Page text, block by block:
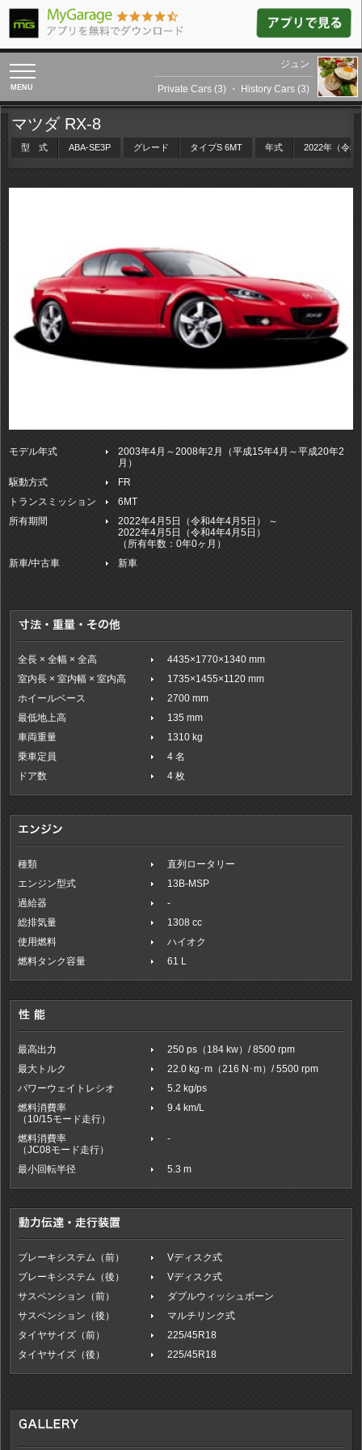
toggle
navigation
ジュン
Private Cars (3) ・ History Cars (3)
マツダ RX-8
型 式 ABA-SE3P グレード タイプS 6MT 年式 2022年（令和
モデル年式
2003年4月～2008年2月（平成15年4月～平成20年2
月）
駆動方式
FR
トランスミッション
6MT
所有期間
2022年4月5日（令和4年4月5日） ～
2022年4月5日（令和4年4月5日）
（所有年数：0年0ヶ月）
新車/中古車
新車
全長 × 全幅 × 全高
4435×1770×1340 mm
室内長 × 室内幅 × 室内高
1735×1455×1120 mm
ホイールベース
2700 mm
最低地上高
135 mm
車両重量
1310 kg
乗車定員
4 名
ドア数
4 枚
最高出力
250 ps（184 kw）/ 8500 rpm
最大トルク
22.0 kg･m（216 N･m）/ 5500 rpm
パワーウェイトレシオ
5.2 kg/ps
燃料消費率
（10/15モード走行）
9.4 km/L
燃料消費率
（JC08モード走行）
-
最小回転半径 5.3 m
種類
直列ロータリー
エンジン型式
13B-MSP
過給器
-
総排気量
1308 cc
使用燃料
ハイオク
燃料タンク容量
61 L
ブレーキシステム（前）
Vディスク式
ブレーキシステム（後）
Vディスク式
サスペンション（前）
ダブルウィッシュボーン
サスペンション（後）
マルチリンク式
タイヤサイズ（前）
225/45R18
タイヤサイズ（後）
225/45R18